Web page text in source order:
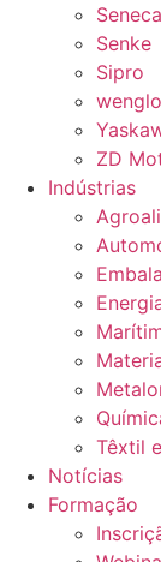
Seneca
Senke
Sipro
ZD
Indústrias
Têxtil
Notícias
Formação